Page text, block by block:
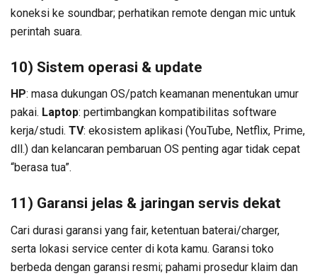
koneksi ke soundbar; perhatikan remote dengan mic untuk
perintah suara.
10) Sistem operasi & update
HP: masa dukungan OS/patch keamanan menentukan umur
pakai. Laptop: pertimbangkan kompatibilitas software
kerja/studi. TV: ekosistem aplikasi (YouTube, Netflix, Prime,
dll.) dan kelancaran pembaruan OS penting agar tidak cepat
“berasa tua”.
11) Garansi jelas & jaringan servis dekat
Cari durasi garansi yang fair, ketentuan baterai/charger,
serta lokasi service center di kota kamu. Garansi toko
berbeda dengan garansi resmi; pahami prosedur klaim dan